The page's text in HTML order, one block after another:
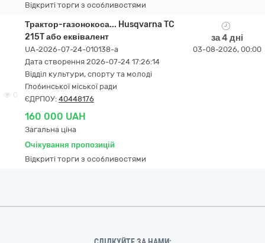
Відкриті торги з особливостями
0
Трактор-газонокоса... Husqvarna TC
215T або еквівалент
UA-2026-07-24-010138-a
Дата створення 2026-07-24 17:26:14
Відділ культури, спорту та молоді
Глобинської міської ради
ЄДРПОУ: 40448176
160 000 UAH
Загальна ціна
Очікування пропозицій
Відкриті торги з особливостями
за 4 дні
03-08-2026, 00:00